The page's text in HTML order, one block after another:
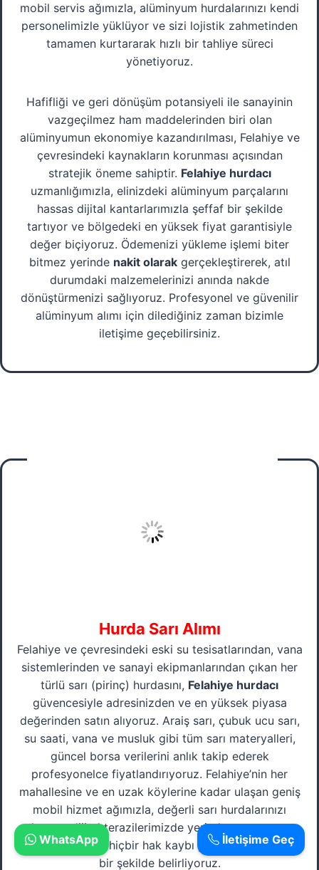
mobil servis ağımızla, alüminyum hurdalarınızı kendi
personelimizle yüklüyor ve sizi lojistik zahmetinden
tamamen kurtararak hızlı bir tahliye süreci
yönetiyoruz.
Hafifliği ve geri dönüşüm potansiyeli ile sanayinin
vazgeçilmez ham maddelerinden biri olan
alüminyumun ekonomiye kazandırılması, Felahiye ve
çevresindeki kaynakların korunması açısından
stratejik öneme sahiptir. Felahiye hurdacı
uzmanlığımızla, elinizdeki alüminyum parçalarını
hassas dijital kantarlarımızla şeffaf bir şekilde
tartıyor ve bölgedeki en yüksek fiyat garantisiyle
değer biçiyoruz. Ödemenizi yükleme işlemi biter
bitmez yerinde nakit olarakgerçekleştirerek, atıl
durumdaki malzemelerinizi anında nakde
dönüştürmenizi sağlıyoruz. Profesyonel ve güvenilir
alüminyum alımı için dilediğiniz zaman bizimle
iletişime geçebilirsiniz.
Hurda Sarı Alımı
Felahiye ve çevresindeki eski su tesisatlarından, vana
sistemlerinden ve sanayi ekipmanlarından çıkan her
türlü sarı (pirinç) hurdasını, Felahiye hurdacı
güvencesiyle adresinizden ve en yüksek piyasa
değerinden satın alıyoruz. Araiş sarı, çubuk ucu sarı,
su saati, vana ve musluk gibi tüm sarı materyalleri,
güncel borsa verilerini anlık takip ederek
profesyonelce fiyatlandırıyoruz. Felahiye’nin her
mahallesine ve en uzak köylerine kadar ulaşan geniş
mobil hizmet ağımızla, değerli sarı hurdalarınızı
hassas dijital terazilerimizde yerinde tartıyor ve
gerçek değerini hiçbir hak kaybı yaşatmadan şeffaf
bir şekilde belirliyoruz.
İletişime Geç
WhatsApp